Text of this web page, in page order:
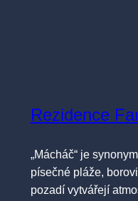
Rezidence
„Mácháč“ je
písečné pláže,
pozadí vytvářejí